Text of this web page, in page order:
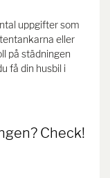
uppgifter som
eller
på städningen
få din husbil i
Check!